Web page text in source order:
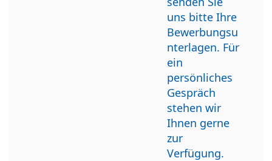
uns bitte Ihre
Bewerbungsu
nterlagen. Für
ein
persönliches
Gespräch
stehen wir
Ihnen gerne
zur
Verfügung.